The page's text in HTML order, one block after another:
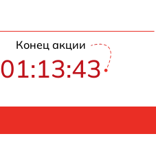
Конец акции
01:13:42